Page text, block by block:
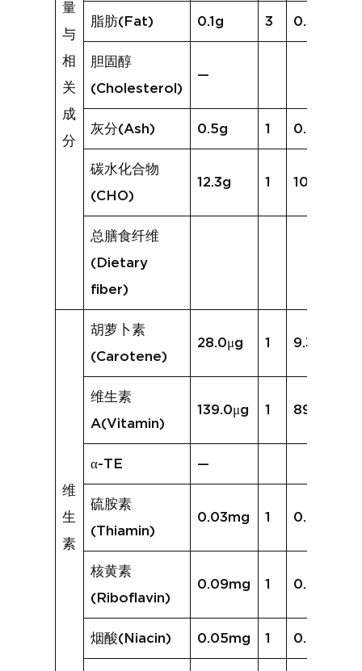
量
与
相
关
成
分
脂肪(Fat) 0.1g 3 0.3g
胆固醇
(Cholesterol)
—
灰分(Ash) 0.5g 1 0.4g
碳水化合物
(CHO)
12.3g 1 10.4g
总膳食纤维
(Dietary
fiber)
维
生
素
胡萝卜素
(Carotene)
28.0μg 1 9.3μg
维生素
A(Vitamin)
139.0μg 1 89.0μg
α-TE —
硫胺素
(Thiamin)
0.03mg 1 0.02mg
核黄素
(Riboflavin)
0.09mg 1 0.04mg
烟酸(Niacin) 0.05mg 1 0.02mg